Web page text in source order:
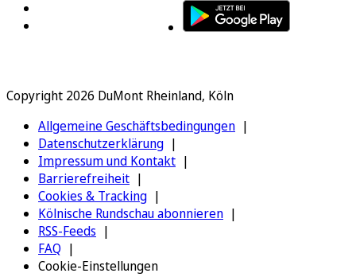
Copyright 2026 DuMont Rheinland, Köln
Allgemeine Geschäftsbedingungen
Datenschutzerklärung
Impressum und Kontakt
Barrierefreiheit
Cookies & Tracking
Kölnische Rundschau abonnieren
RSS-Feeds
FAQ
Cookie-Einstellungen